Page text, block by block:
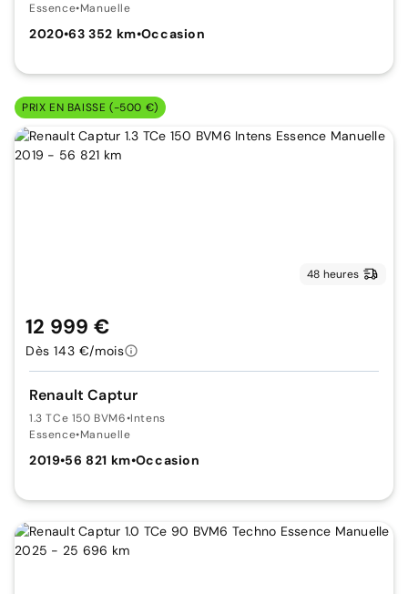
Essence•Manuelle
2020•63 352 km•Occasion
PRIX EN BAISSE (-500 €)
48 heures
Renault Captur
1.3 TCe 150 BVM6•Intens
Essence•Manuelle
2019•56 821 km•Occasion
12 999 €
Dès 143 €/mois